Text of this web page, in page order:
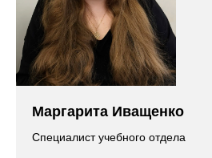
Маргарита Иващенко
Специалист учебного отдела